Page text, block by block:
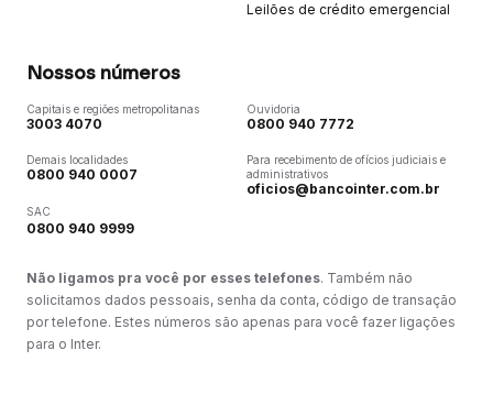
Leilões de crédito emergencial
Nossos números
Capitais e regiões metropolitanas
3003 4070
Demais localidades
0800 940 0007
SAC
0800 940 9999
Ouvidoria
0800 940 7772
Para recebimento de ofícios judiciais e
administrativos
oficios@bancointer.com.br
Não ligamos pra você por esses telefones. Também não
solicitamos dados pessoais, senha da conta, código de transação
por telefone. Estes números são apenas para você fazer ligações
para o Inter.